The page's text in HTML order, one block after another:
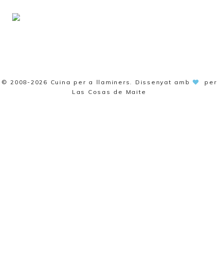
© 2008-2026 Cuina per a llaminers . Dissenyat amb
per
Las Cosas de Maite